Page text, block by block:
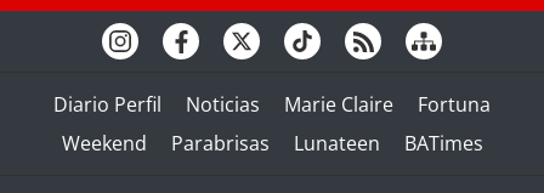
Diario Perfil Noticias Marie Claire
Fortuna
Weekend
Parabrisas Lunateen BATimes